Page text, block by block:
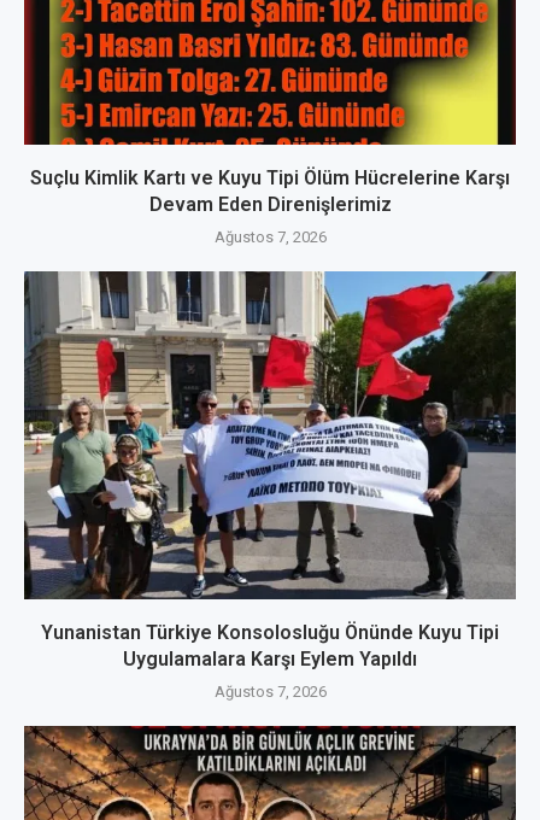
Suçlu Kimlik Kartı ve Kuyu Tipi Ölüm Hücrelerine Karşı
Devam Eden Direnişlerimiz
Ağustos 7, 2026
Yunanistan Türkiye Konsolosluğu Önünde Kuyu Tipi
Uygulamalara Karşı Eylem Yapıldı
Ağustos 7, 2026